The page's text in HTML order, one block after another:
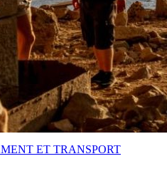
ET TRANSPORT